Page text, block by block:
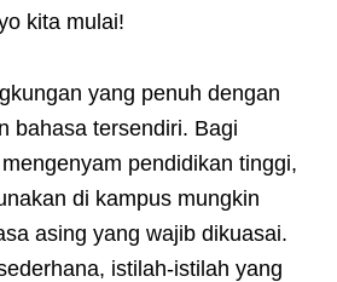
kita mulai!
yang penuh dengan
bahasa tersendiri. Bagi
pendidikan tinggi,
di kampus mungkin
asing yang wajib dikuasai.
istilah-istilah yang